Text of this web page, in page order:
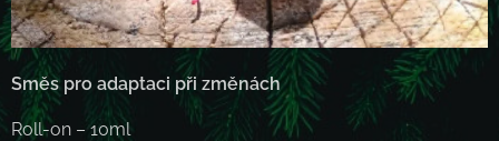
Směs pro adaptaci při změnách
Roll-on – 10ml